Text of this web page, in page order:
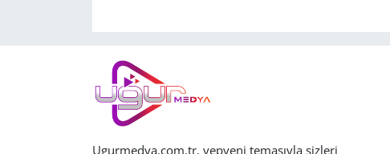
Ugurmedya.com.tr, yepyeni temasıyla sizleri